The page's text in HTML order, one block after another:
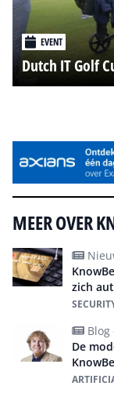
EVENT
Dutch IT Golf
MEER OVER
zich
Blog
De